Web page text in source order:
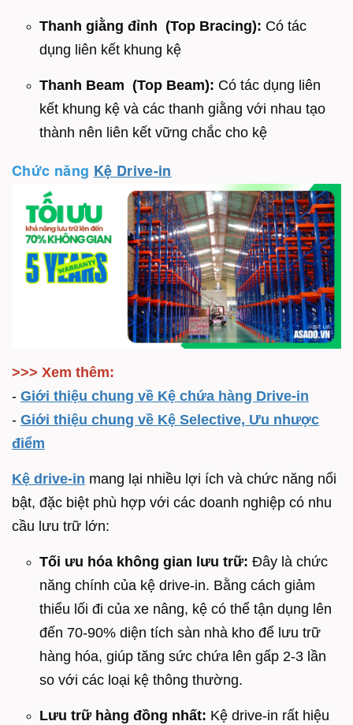
Thanh giằng đỉnh (Top Bracing): Có tác
dụng liên kết khung kệ
Thanh Beam (Top Beam): Có tác dụng liên
kết khung kệ và các thanh giằng với nhau tạo
thành nên liên kết vững chắc cho kệ
Chức năng Kệ Drive-in
>>> Xem thêm:
- Giới thiệu chung về Kệ chứa hàng Drive-in
- Giới thiệu chung về Kệ Selective, Ưu nhược
điểm
Kệ drive-in mang lại nhiều lợi ích và chức năng nổi
bật, đặc biệt phù hợp với các doanh nghiệp có nhu
cầu lưu trữ lớn:
Tối ưu hóa không gian lưu trữ: Đây là chức
năng chính của kệ drive-in. Bằng cách giảm
thiểu lối đi của xe nâng, kệ có thể tận dụng lên
đến 70-90% diện tích sàn nhà kho để lưu trữ
hàng hóa, giúp tăng sức chứa lên gấp 2-3 lần
so với các loại kệ thông thường.
Lưu trữ hàng đồng nhất: Kệ drive-in rất hiệu